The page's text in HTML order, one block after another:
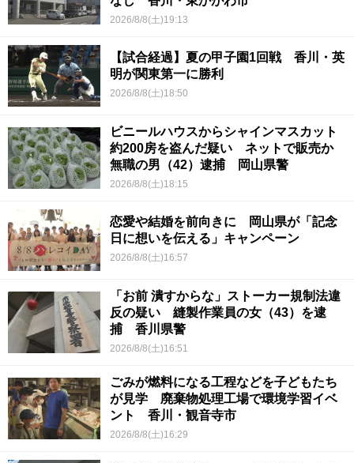
2026/8/8(土)19:13
【試合経過】夏の甲子園1回戦 香川・英
明が関東第一に勝利
2026/8/8(土)18:50
ビニールハウスからシャインマスカット
約200房を盗んだ疑い ネットで販売か
無職の男（42）逮捕 岡山県警
2026/8/8(土)18:15
恋愛や結婚を前向きに 岡山県が「記念
日に想いを伝える」キャンペーン
2026/8/8(土)16:57
「お前 潰すからな」ストーカー規制法違
反の疑い 縫製作業員の女（43）を逮
捕 香川県警
2026/8/8(土)16:51
ごみが燃料になる工程などを子どもたち
が見学 廃棄物処理工場で環境学習イベ
ント 香川・観音寺市
2026/8/8(土)16:29